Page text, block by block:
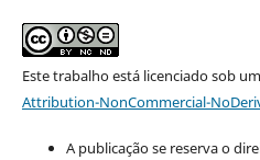
Este trabalho está licenciado sob
Attribution-NonCommercial-
A publicação se reserva o